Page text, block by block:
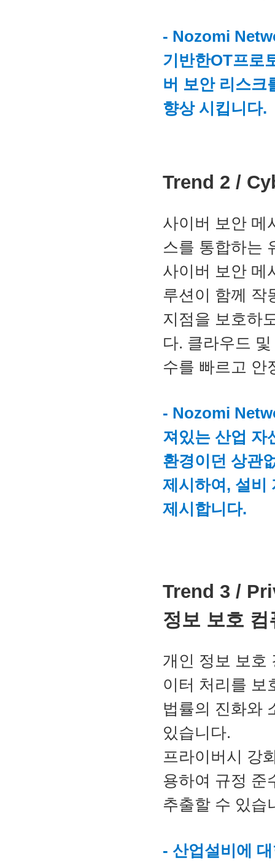
- Nozomi
기반한OT프로
버 보안 리스크
향상 시킵니다.
Trend 2 /
사이버 보안 메
스를 통합하는
사이버 보안 메
루션이 함께 작
지점을 보호하
다. 클라우드
수를 빠르고 안
- Nozomi
져있는 산업 자
환경이던 상관
제시하여, 설비
제시합니다.
Trend 3 /
정보 보호 컴
개인 정보 보호
이터 처리를 보
법률의 진화와
있습니다.
프라이버시 강
용하여 규정 준
추출할 수 있습
- 산업설비에